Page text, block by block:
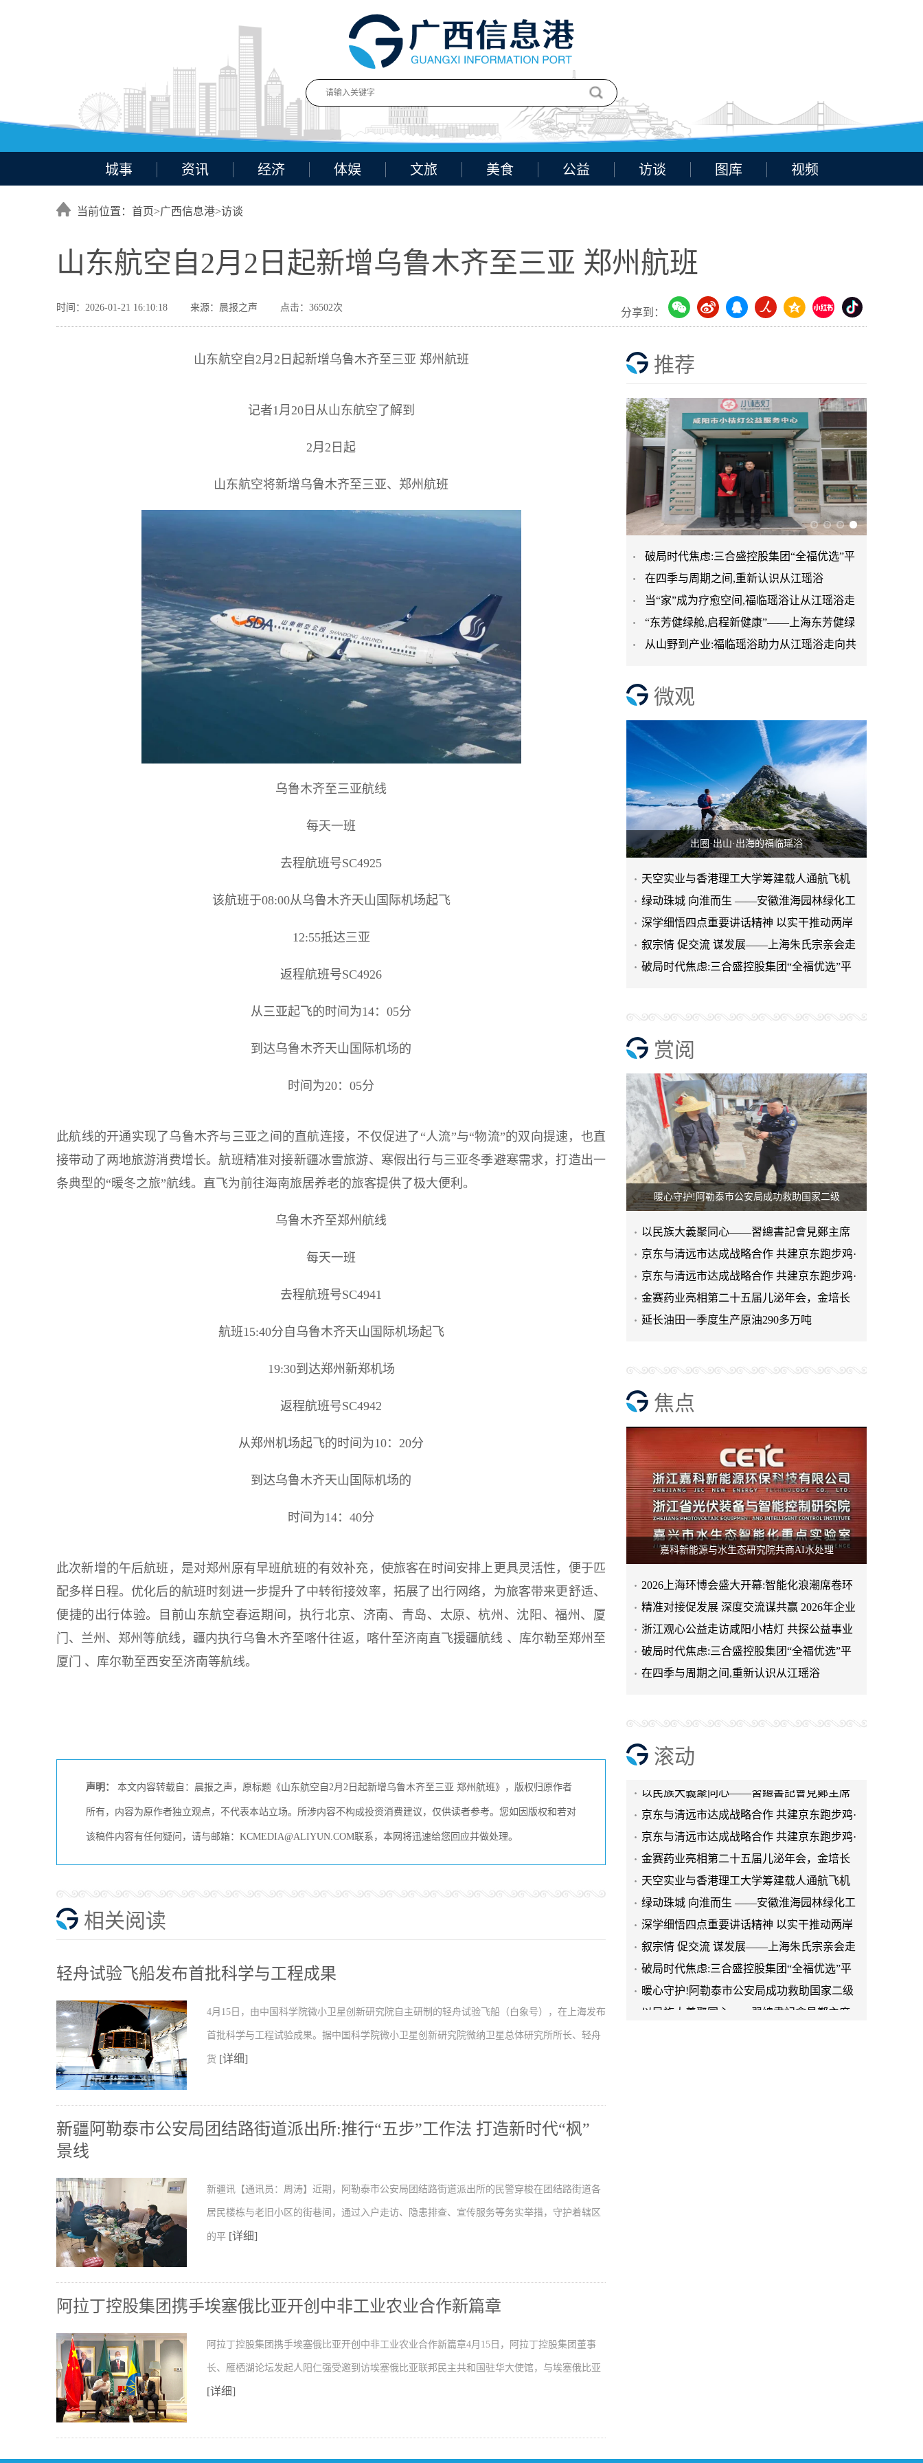
城事 资讯 经济 体娱 文旅 美食 公益 访谈 图库 视频
当前位置：首页>广西信息港>访谈
山东航空自2月2日起新增乌鲁木齐至三亚 郑州航班
时间：2026-01-21 16:10:18 来源：晨报之声 点击：36502次 分享到：
山东航空自2月2日起新增乌鲁木齐至三亚 郑州航班
记者1月20日从山东航空了解到
2月2日起
山东航空将新增乌鲁木齐至三亚、郑州航班
乌鲁木齐至三亚航线
每天一班
去程航班号SC4925
该航班于08:00从乌鲁木齐天山国际机场起飞
12:55抵达三亚
返程航班号SC4926
从三亚起飞的时间为14：05分
到达乌鲁木齐天山国际机场的
时间为20：05分
此航线的开通实现了乌鲁木齐与三亚之间的直航连接，不仅促进了“人流”与“物流”的双向提速，也直
接带动了两地旅游消费增长。航班精准对接新疆冰雪旅游、寒假出行与三亚冬季避寒需求，打造出一
条典型的“暖冬之旅”航线。直飞为前往海南旅居养老的旅客提供了极大便利。
乌鲁木齐至郑州航线
每天一班
去程航班号SC4941
航班15:40分自乌鲁木齐天山国际机场起飞
19:30到达郑州新郑机场
返程航班号SC4942
从郑州机场起飞的时间为10：20分
到达乌鲁木齐天山国际机场的
时间为14：40分
此次新增的午后航班，是对郑州原有早班航班的有效补充，使旅客在时间安排上更具灵活性，便于匹
配多样日程。优化后的航班时刻进一步提升了中转衔接效率，拓展了出行网络，为旅客带来更舒适、
便捷的出行体验。目前山东航空春运期间，执行北京、济南、青岛、太原、杭州、沈阳、福州、厦
门、兰州、郑州等航线，疆内执行乌鲁木齐至喀什往返，喀什至济南直飞援疆航线 、库尔勒至郑州至
厦门 、库尔勒至西安至济南等航线。
声明： 本文内容转载自：晨报之声，原标题《山东航空自2月2日起新增乌鲁木齐至三亚 郑州航班》，版权归原作者
所有，内容为原作者独立观点，不代表本站立场。所涉内容不构成投资消费建议，仅供读者参考。您如因版权和若对
该稿件内容有任何疑问，请与邮箱：KCMEDIA@ALIYUN.COM联系，本网将迅速给您回应并做处理。
相关阅读
轻舟试验飞船发布首批科学与工程成果
4月15日，由中国科学院微小卫星创新研究院自主研制的轻舟试验飞船（白象号），在上海发布
首批科学与工程试验成果。据中国科学院微小卫星创新研究院微纳卫星总体研究所所长、轻舟
货 [详细]
新疆阿勒泰市公安局团结路街道派出所:推行“五步”工作法 打造新时代“枫”
景线
新疆讯【通讯员：周涛】近期，阿勒泰市公安局团结路街道派出所的民警穿梭在团结路街道各
居民楼栋与老旧小区的街巷间，通过入户走访、隐患排查、宣传服务等务实举措，守护着辖区
的平 [详细]
阿拉丁控股集团携手埃塞俄比亚开创中非工业农业合作新篇章
阿拉丁控股集团携手埃塞俄比亚开创中非工业农业合作新篇章4月15日，阿拉丁控股集团董事
长、雁栖湖论坛发起人阳仁强受邀到访埃塞俄比亚联邦民主共和国驻华大使馆，与埃塞俄比亚
[详细]
推荐
破局时代焦虑:三合盛控股集团“全福优选”平
台正式启航
在四季与周期之间,重新认识从江瑶浴
当“家”成为疗愈空间,福临瑶浴让从江瑶浴走
进日常生活
“东芳健绿舱,启程新健康”——上海东芳健绿
AI智能养身舱品牌发
从山野到产业:福临瑶浴助力从江瑶浴走向共
微观
出圈·出山·出海的福临瑶浴
天空实业与香港理工大学筹建载人通航飞机
研究院
绿动珠城 向淮而生 ——安徽淮海园林绿化工
程有限公司发展纪实
深学细悟四点重要讲话精神 以实干推动两岸
融合发展
叙宗情 促交流 谋发展——上海朱氏宗亲会走
进上海晨烨家具有限公
破局时代焦虑:三合盛控股集团“全福优选”平
赏阅
暖心守护!阿勒泰市公安局成功救助国家二级
以民族大義聚同心——習總書記會見鄭主席
提出兩岸關系四點重要意
京东与清远市达成战略合作 共建京东跑步鸡·
清远鸡标准体系
京东与清远市达成战略合作 共建京东跑步鸡·
清远鸡标准体系
金赛药业亮相第二十五届儿泌年会，金培长
效生长激素成临床优选
延长油田一季度生产原油290多万吨
焦点
嘉科新能源与水生态研究院共商AI水处理
2026上海环博会盛大开幕:智能化浪潮席卷环
保产业
精准对接促发展 深度交流谋共赢 2026年企业
投融资交流活动第二
浙江观心公益走访咸阳小桔灯 共探公益事业
可持续发展新路径
破局时代焦虑:三合盛控股集团“全福优选”平
台正式启航
在四季与周期之间,重新认识从江瑶浴
滚动
天空实业与香港理工大学筹建载人通航飞机
研究院
绿动珠城 向淮而生 ——安徽淮海园林绿化工
台正式启航
暖心守护!阿勒泰市公安局成功救助国家二级
提出兩岸關系四點重要意見
京东与清远市达成战略合作 共建京东跑步鸡·
清远鸡标准体系
京东与清远市达成战略合作 共建京东跑步鸡·
清远鸡标准体系
金赛药业亮相第二十五届儿泌年会，金培长
效生长激素成临床优选
天空实业与香港理工大学筹建载人通航飞机
研究院
绿动珠城 向淮而生 ——安徽淮海园林绿化工
程有限公司发展纪实
深学细悟四点重要讲话精神 以实干推动两岸
融合发展
叙宗情 促交流 谋发展——上海朱氏宗亲会走
进上海晨烨家具有限公司
破局时代焦虑:三合盛控股集团“全福优选”平
台正式启航
暖心守护!阿勒泰市公安局成功救助国家二级
保护动物黑鸢
以民族大義聚同心——習總書記會見鄭主席